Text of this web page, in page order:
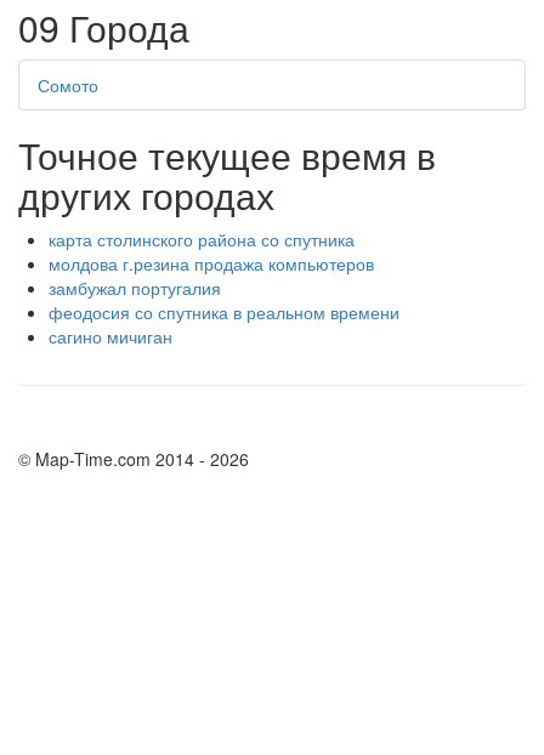
09 Города
Сомото
Точное текущее время в
других городах
карта столинского района со спутника
молдова г.резина продажа компьютеров
замбужал португалия
феодосия со спутника в реальном времени
сагино мичиган
© Map-Time.com 2014 - 2026